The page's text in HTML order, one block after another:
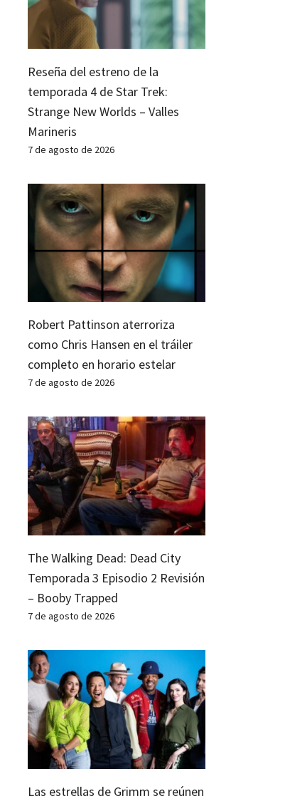
Reseña del estreno de la
temporada 4 de Star Trek:
Strange New Worlds – Valles
Marineris
7 de agosto de 2026
Robert Pattinson aterroriza
como Chris Hansen en el tráiler
completo en horario estelar
7 de agosto de 2026
The Walking Dead: Dead City
Temporada 3 Episodio 2 Revisión
– Booby Trapped
7 de agosto de 2026
Las estrellas de Grimm se reúnen